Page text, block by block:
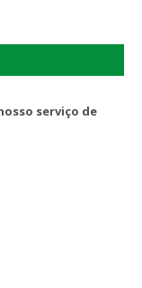
serviço de